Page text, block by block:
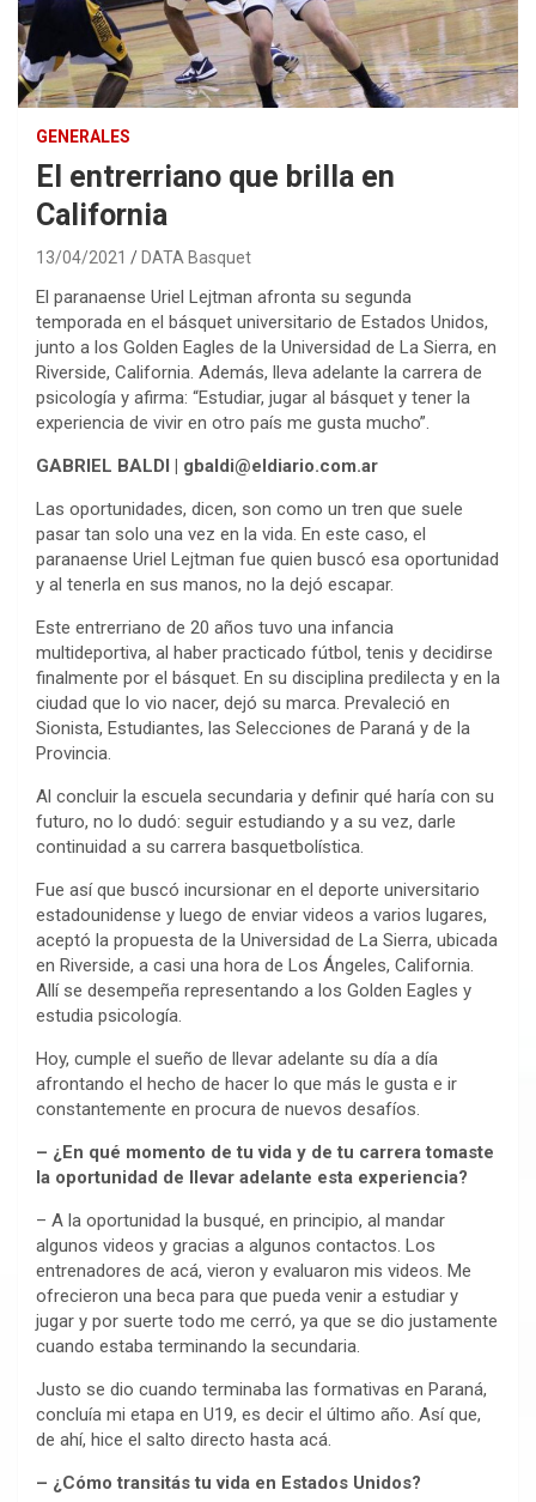
GENERALES
El entrerriano que brilla en
California
13/04/2021 DATA Basquet
El paranaense Uriel Lejtman afronta su segunda
temporada en el básquet universitario de Estados Unidos,
junto a los Golden Eagles de la Universidad de La Sierra, en
Riverside, California. Además, lleva adelante la carrera de
psicología y afirma: “Estudiar, jugar al básquet y tener la
experiencia de vivir en otro país me gusta mucho”.
GABRIEL BALDI | gbaldi@eldiario.com.ar
Las oportunidades, dicen, son como un tren que suele
pasar tan solo una vez en la vida. En este caso, el
paranaense Uriel Lejtman fue quien buscó esa oportunidad
y al tenerla en sus manos, no la dejó escapar.
Este entrerriano de 20 años tuvo una infancia
multideportiva, al haber practicado fútbol, tenis y decidirse
finalmente por el básquet. En su disciplina predilecta y en la
ciudad que lo vio nacer, dejó su marca. Prevaleció en
Sionista, Estudiantes, las Selecciones de Paraná y de la
Provincia.
Al concluir la escuela secundaria y definir qué haría con su
futuro, no lo dudó: seguir estudiando y a su vez, darle
continuidad a su carrera basquetbolística.
Fue así que buscó incursionar en el deporte universitario
estadounidense y luego de enviar videos a varios lugares,
aceptó la propuesta de la Universidad de La Sierra, ubicada
en Riverside, a casi una hora de Los Ángeles, California.
Allí se desempeña representando a los Golden Eagles y
estudia psicología.
Hoy, cumple el sueño de llevar adelante su día a día
afrontando el hecho de hacer lo que más le gusta e ir
constantemente en procura de nuevos desafíos.
– ¿En qué momento de tu vida y de tu carrera tomaste
la oportunidad de llevar adelante esta experiencia?
– A la oportunidad la busqué, en principio, al mandar
algunos videos y gracias a algunos contactos. Los
entrenadores de acá, vieron y evaluaron mis videos. Me
ofrecieron una beca para que pueda venir a estudiar y
jugar y por suerte todo me cerró, ya que se dio justamente
cuando estaba terminando la secundaria.
Justo se dio cuando terminaba las formativas en Paraná,
concluía mi etapa en U19, es decir el último año. Así que,
de ahí, hice el salto directo hasta acá.
– ¿Cómo transitás tu vida en Estados Unidos?